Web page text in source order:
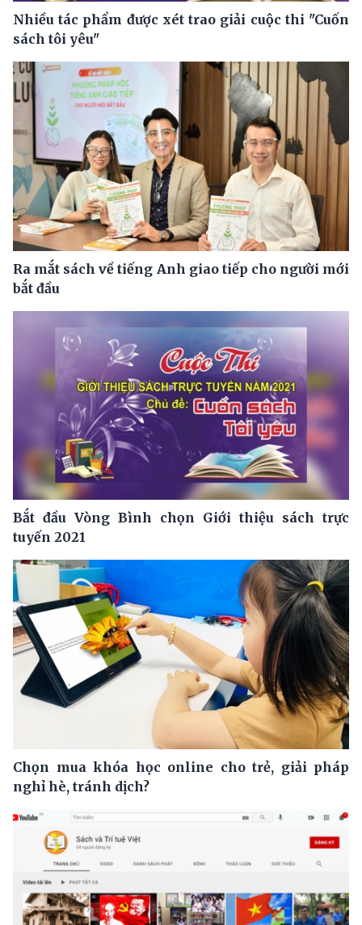
Nhiều tác phẩm được xét trao giải cuộc thi "Cuốn
sách tôi yêu"
Ra mắt sách về tiếng Anh giao tiếp cho người mới
bắt đầu
Bắt đầu Vòng Bình chọn Giới thiệu sách trực
tuyến 2021
Chọn mua khóa học online cho trẻ, giải pháp
nghỉ hè, tránh dịch?